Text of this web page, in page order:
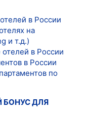
в России
на
и т.д.)
в России
в России
по
БОНУС ДЛЯ